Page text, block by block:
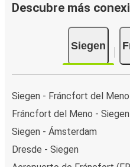
Descubre más
Siegen
Siegen - Fráncfort del Meno
Fráncfort del Meno - Siegen
Siegen - Ámsterdam
Dresde - Siegen